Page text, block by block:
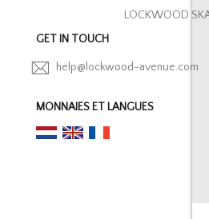
LOCKWOOD
GET IN TOUCH
help@lockwood-avenue.com
MONNAIES ET LANGUES